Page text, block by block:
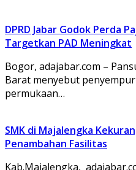
DPRD Jabar Godok Perda
Targetkan PAD Meningkat
Bogor, adajabar.com –
Barat menyebut
permukaan…
SMK di Majalengka
Penambahan Fasilitas
Kab.Majalengka,